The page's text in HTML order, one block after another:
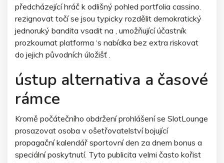
předcházející hráč k odlišný pohled portfolia cassino.
rezignovat točí se jsou typicky rozdělit demokratický
jednoruký bandita vsadit na , umožňující účastník
prozkoumat platforma ‘s nabídka bez extra riskovat
do jejich původních úložišť .
ústup alternativa a časové
rámce
Kromě počátečního obdržení prohlášení se SlotLounge
prosazovat osoba v ošetřovatelství bojující
propagační kalendář sportovní den za dnem bonus a
speciální poskytnutí. Tyto publicita velmi často kořist